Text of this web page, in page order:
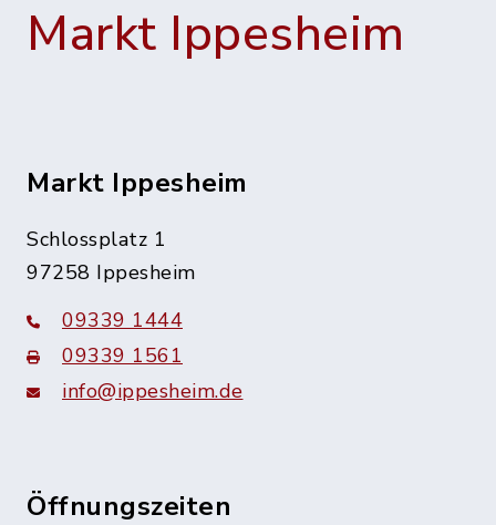
Markt Ippesheim
Markt Ippesheim
Schlossplatz 1
97258 Ippesheim
09339 1444
09339 1561
info@ippesheim.de
Öffnungszeiten